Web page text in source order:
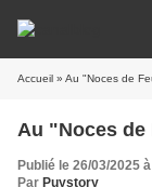
Accueil » Au "Noces de
Au "Noces de
Publié le 26/03/2025
Par Puystory